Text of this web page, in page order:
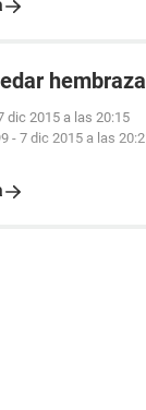
dic 2015 a las 20:15
- 7 dic 2015 a las